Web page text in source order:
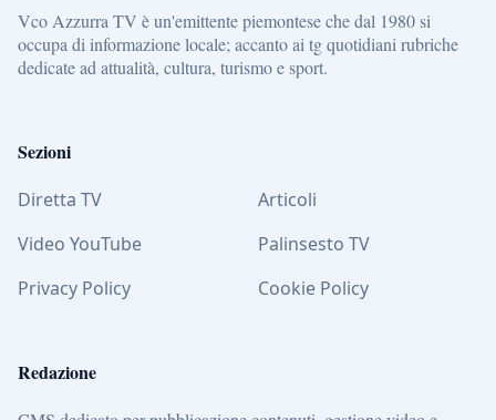
Vco Azzurra TV è un'emittente piemontese che dal 1980 si
occupa di informazione locale; accanto ai tg quotidiani rubriche
dedicate ad attualità, cultura, turismo e sport.
Sezioni
Diretta TV
Articoli
Video YouTube
Palinsesto TV
Privacy Policy
Cookie Policy
Redazione